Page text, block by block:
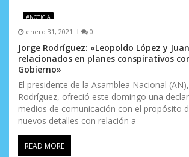
e
n
t
r
a
d
a
#NOTICIA
enero 31, 2021 0
Jorge Rodríguez: «Leopoldo López y
relacionados en planes conspirativos
Gobierno»
El presidente de la Asamblea Nacional
Rodríguez, ofreció este domingo una
medios de comunicación con el propósito
nuevos detalles con relación a
READ MORE